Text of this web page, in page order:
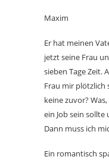
Maxim
Er hat meinen
jetzt seine Frau
sieben Tage Zeit.
Frau mir plötzlich
keine zuvor?
ein Job sein
Dann muss ich
Ein romantisch